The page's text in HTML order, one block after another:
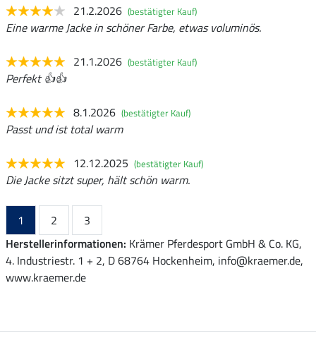
21.2.2026 (bestätigter Kauf)
Eine warme Jacke in schöner Farbe, etwas voluminös.
21.1.2026 (bestätigter Kauf)
Perfekt 👍👍
8.1.2026 (bestätigter Kauf)
Passt und ist total warm
12.12.2025 (bestätigter Kauf)
Die Jacke sitzt super, hält schön warm.
1 2
3
Herstellerinformationen: Krämer Pferdesport GmbH & Co. KG,
4. Industriestr. 1 + 2, D 68764 Hockenheim, info@kraemer.de,
www.kraemer.de